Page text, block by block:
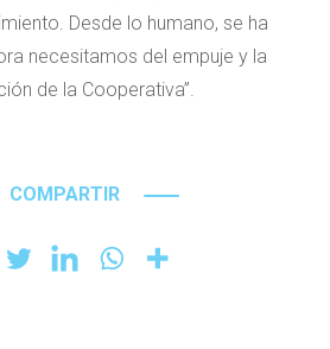
Desde lo humano, se ha
necesitamos del empuje y la
de la Cooperativa”.
COMPARTIR